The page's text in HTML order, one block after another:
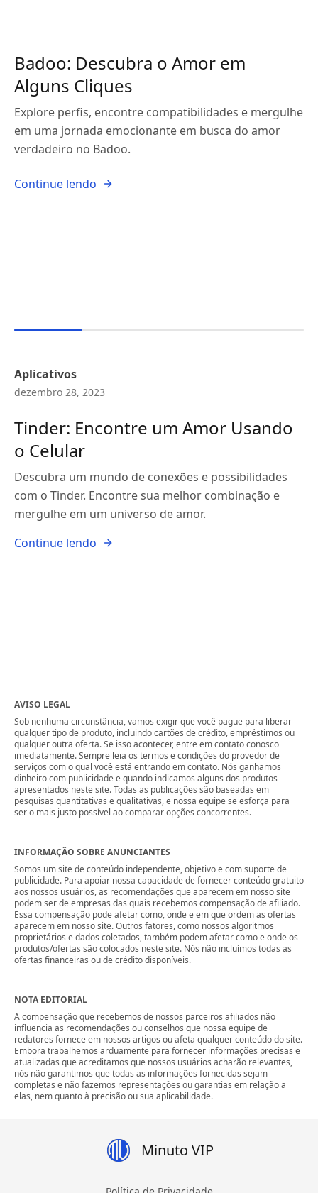
Badoo: Descubra o Amor em
Alguns Cliques
Explore perfis, encontre compatibilidades e mergulhe
em uma jornada emocionante em busca do amor
verdadeiro no Badoo.
Continue lendo
Aplicativos
dezembro 28, 2023
Tinder: Encontre um Amor Usando
o Celular
Descubra um mundo de conexões e possibilidades
com o Tinder. Encontre sua melhor combinação e
mergulhe em um universo de amor.
Continue lendo
AVISO LEGAL
Sob nenhuma circunstância, vamos exigir que você pague para liberar
qualquer tipo de produto, incluindo cartões de crédito, empréstimos ou
qualquer outra oferta. Se isso acontecer, entre em contato conosco
imediatamente. Sempre leia os termos e condições do provedor de
serviços com o qual você está entrando em contato. Nós ganhamos
dinheiro com publicidade e quando indicamos alguns dos produtos
apresentados neste site. Todas as publicações são baseadas em
pesquisas quantitativas e qualitativas, e nossa equipe se esforça para
ser o mais justo possível ao comparar opções concorrentes.
INFORMAÇÃO SOBRE ANUNCIANTES
Somos um site de conteúdo independente, objetivo e com suporte de
publicidade. Para apoiar nossa capacidade de fornecer conteúdo gratuito
aos nossos usuários, as recomendações que aparecem em nosso site
podem ser de empresas das quais recebemos compensação de afiliado.
Essa compensação pode afetar como, onde e em que ordem as ofertas
aparecem em nosso site. Outros fatores, como nossos algoritmos
proprietários e dados coletados, também podem afetar como e onde os
produtos/ofertas são colocados neste site. Nós não incluímos todas as
ofertas financeiras ou de crédito disponíveis.
NOTA EDITORIAL
A compensação que recebemos de nossos parceiros afiliados não
influencia as recomendações ou conselhos que nossa equipe de
redatores fornece em nossos artigos ou afeta qualquer conteúdo do site.
Embora trabalhemos arduamente para fornecer informações precisas e
atualizadas que acreditamos que nossos usuários acharão relevantes,
nós não garantimos que todas as informações fornecidas sejam
completas e não fazemos representações ou garantias em relação a
elas, nem quanto à precisão ou sua aplicabilidade.
Minuto VIP